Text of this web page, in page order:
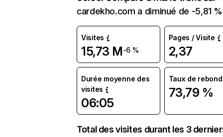
cardekho.com a diminué de -5,81
Visites
15,73 M-6 %
Pages / Visite
2,37
Durée moyenne des
visites
06:05
Taux de rebond
73,79 %
Total des visites durant les 3